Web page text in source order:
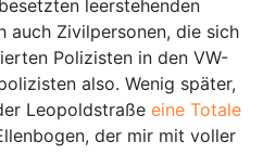
leerstehenden
auch Zivilpersonen, die sich
Polizisten in den VW-
also. Wenig später,
Leopoldstraße eine Totale
der mir mit voller